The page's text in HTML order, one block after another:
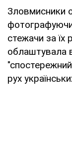
Зловмисники
стежачи за їх
облаштувала
рух